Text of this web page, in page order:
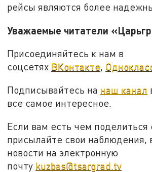
рейсы являются более
Уважаемые читатели
Присоединяйтесь к нам в
соцсетях ВКонтакте,
Подписывайтесь на наш канал
все самое интересное.
Если вам есть чем поделиться
присылайте свои наблюдения,
новости на электронную
почту kuzbas@tsargrad.tv